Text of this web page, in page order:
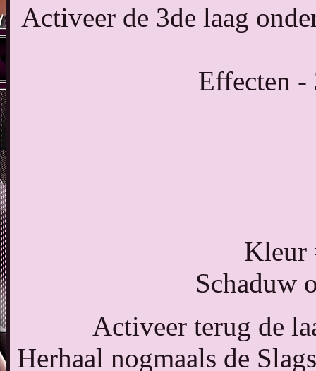
Activeer de 3de laag
Effecten -
Kleur
Schaduw
Activeer terug de
Herhaal nogmaals de